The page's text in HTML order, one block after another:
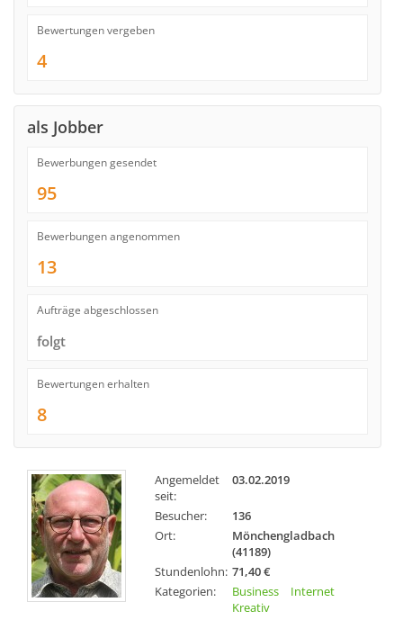
Bewertungen vergeben
4
als Jobber
Bewerbungen gesendet
95
Bewerbungen angenommen
13
Aufträge abgeschlossen
folgt
Bewertungen erhalten
8
Angemeldet
seit:
03.02.2019
Besucher:
136
Ort:
Mönchengladbach
(41189)
Stundenlohn: 71,40 €
Kategorien:
Business
Internet
Kreativ